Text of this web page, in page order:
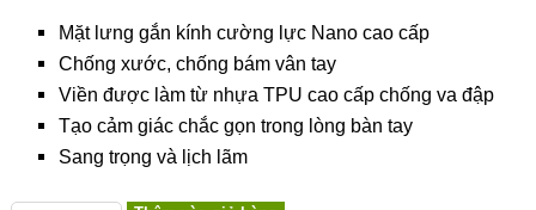
Mặt lưng gắn kính cường lực Nano cao cấp
Chống xước, chống bám vân tay
Viền được làm từ nhựa TPU cao cấp chống va đập
Tạo cảm giác chắc gọn trong lòng bàn tay
Sang trọng và lịch lãm